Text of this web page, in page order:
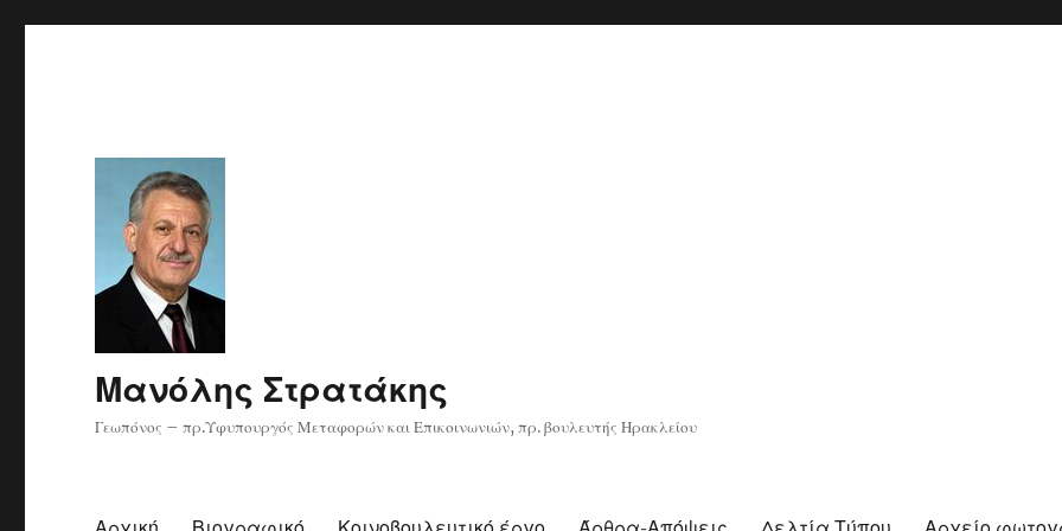
Μανόλης Στρατάκης
Γεωπόνος – πρ.Υφυπουργός Μεταφορών και Επικοινωνιών, πρ. βουλευτής Ηρακλείου